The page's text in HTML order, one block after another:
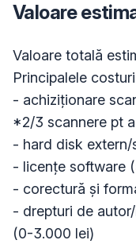
Valoare
Valoare totală
Principalele
- achiziționare
*2/3 scannere pt
- hard disk
- licențe software
- corectură și
- drepturi de
(0-3.000 lei)